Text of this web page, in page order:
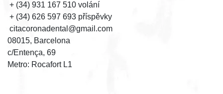
+ (34) 931 167 510 volání
+ (34) 626 597 693 příspěvky
citacoronadental@gmail.com
08015, Barcelona
c/Entença, 69
Metro: Rocafort L1